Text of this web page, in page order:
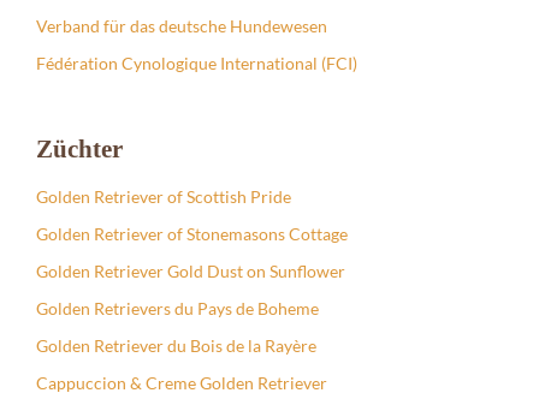
Verband für das deutsche Hundewesen
Fédération Cynologique International (FCI)
Züchter
Golden Retriever of Scottish Pride
Golden Retriever of Stonemasons Cottage
Golden Retriever Gold Dust on Sunflower
Golden Retrievers du Pays de Boheme
Golden Retriever du Bois de la Rayère
Cappuccion & Creme Golden Retriever